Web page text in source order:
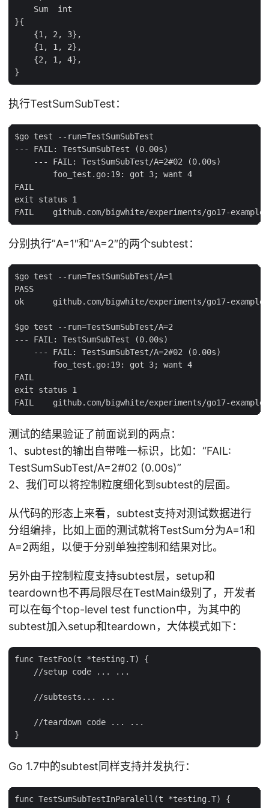
    Sum  int
}{
    {1, 2, 3},
    {1, 1, 2},
    {2, 1, 4},
执行TestSumSubTest：
$go test --run=TestSumSubTest
--- FAIL: TestSumSubTest (0.00s)
    --- FAIL: TestSumSubTest/A=2#02 (0.00s)
        foo_test.go:19: got 3; want 4
FAIL
exit status 1
分别执行”A=1″和”A=2″的两个subtest：
$go test --run=TestSumSubTest/A=1
PASS
ok      github.com/bigwhite/experiments/go17-
$go test --run=TestSumSubTest/A=2
--- FAIL: TestSumSubTest (0.00s)
    --- FAIL: TestSumSubTest/A=2#02 (0.00s)
        foo_test.go:19: got 3; want 4
FAIL
exit status 1
测试的结果验证了前面说到的两点：
1、subtest的输出自带唯一标识，比如：“FAIL:
TestSumSubTest/A=2#02 (0.00s)”
2、我们可以将控制粒度细化到subtest的层面。
从代码的形态上来看，subtest支持对测试数据进行
分组编排，比如上面的测试就将TestSum分为A=1和
A=2两组，以便于分别单独控制和结果对比。
另外由于控制粒度支持subtest层，setup和
teardown也不再局限尽在TestMain级别了，开发者
可以在每个top-level test function中，为其中的
subtest加入setup和teardown，大体模式如下：
func TestFoo(t *testing.T) {
    //setup code ... ...
    //subtests... ...
    //teardown code ... ...
Go 1.7中的subtest同样支持并发执行：
func TestSumSubTestInParalell(t *testing.T) {